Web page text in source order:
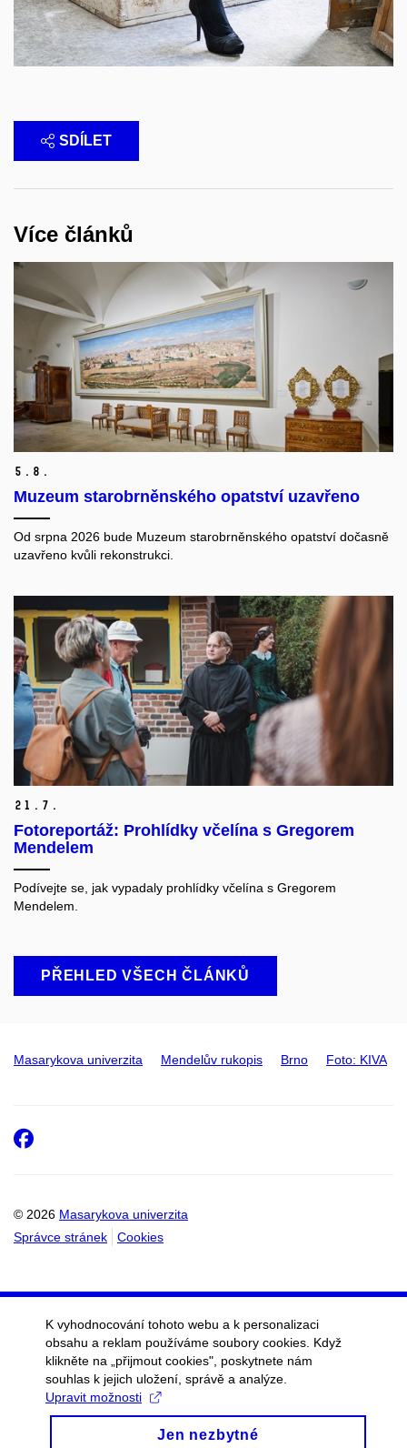
SDÍLET
Více článků
5. 8.
Muzeum starobrněnského opatství uzavřeno
Od srpna 2026 bude Muzeum starobrněnského opatství dočasně
uzavřeno kvůli rekonstrukci.
21. 7.
Fotoreportáž: Prohlídky včelína s Gregorem
Mendelem
Podívejte se, jak vypadaly prohlídky včelína s Gregorem
Mendelem.
PŘEHLED VŠECH ČLÁNKŮ
Masarykova univerzita Mendelův rukopis Brno Foto: KIVA
© 2026 Masarykova univerzita
Správce stránek
Cookies
Facebook
K vyhodnocování tohoto webu a k personalizaci
obsahu a reklam používáme soubory cookies. Když
klikněte na „přijmout cookies", poskytnete nám
souhlas k jejich uložení, správě a analýze.
Upravit možnosti
Jen nezbytné